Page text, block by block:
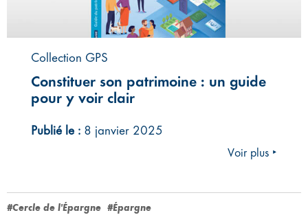
Collection GPS
Constituer son patrimoine : un guide
pour y voir clair
Publié le : 8 janvier 2025
Voir plus ‣
#Cercle de l'Épargne #Épargne